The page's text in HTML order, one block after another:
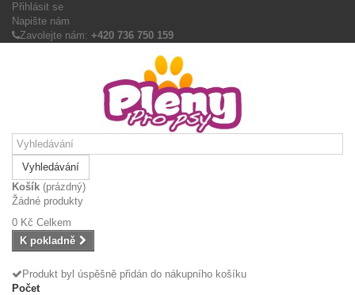
Přihlásit se
Napište nám
Zavolejte nám: +420 736 750 159
Vyhledávání
Košík (prázdný)
Žádné produkty
0 Kč Celkem
K pokladně
Produkt byl úspěšně přidán do nákupního košíku
Počet